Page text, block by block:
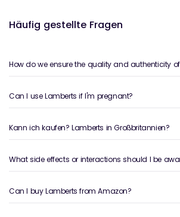
Häufig gestellte Fragen
How do we ensure the quality and authenticity
Can I use Lamberts if I'm pregnant?
Kann ich kaufen? Lamberts in Großbritannien?
What side effects or interactions should I be
Can I buy Lamberts from Amazon?